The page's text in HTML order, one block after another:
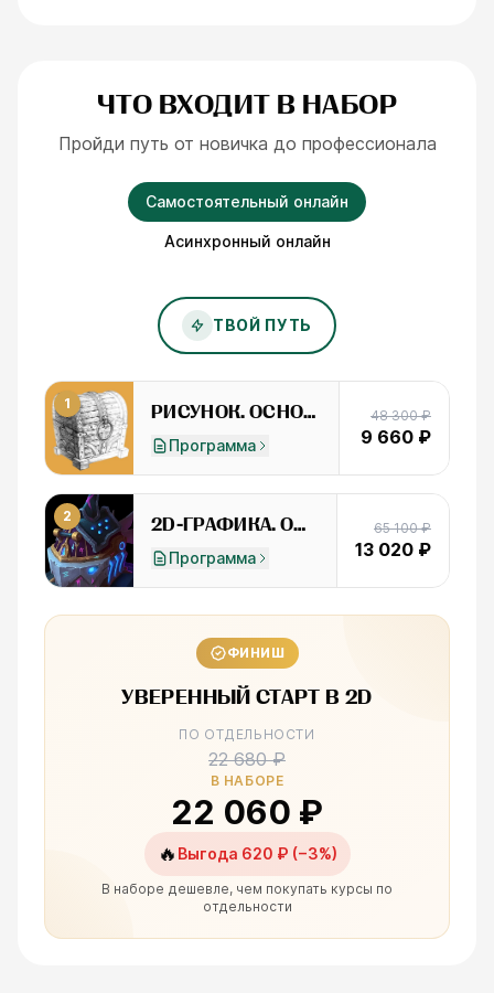
ЧТО ВХОДИТ В НАБОР
Пройди путь от новичка до профессионала
Самостоятельный онлайн
Асинхронный онлайн
ТВОЙ ПУТЬ
1 РИСУНОК. ОСНОВЫ
Программа
48 300 ₽
9 660 ₽
2 2D-ГРАФИКА. ОСНОВЫ
Программа
65 100 ₽
13 020 ₽
ФИНИШ
УВЕРЕННЫЙ СТАРТ В 2D
ПО ОТДЕЛЬНОСТИ
22 680 ₽
В НАБОРЕ
22 060 ₽
🔥 Выгода 620 ₽ (−3%)
В наборе дешевле, чем покупать курсы по
отдельности